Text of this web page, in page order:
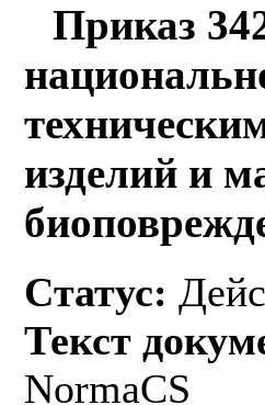
Приказ
изделий и
Статус:
Текст
NormaCS